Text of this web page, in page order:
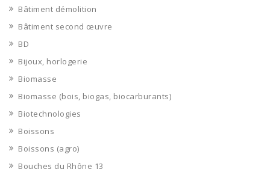
Bâtiment démolition
Bâtiment second œuvre
BD
Bijoux, horlogerie
Biomasse
Biomasse (bois, biogas, biocarburants)
Biotechnologies
Boissons
Boissons (agro)
Bouches du Rhône 13